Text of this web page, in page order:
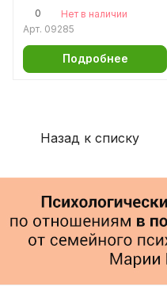
0
Нет в наличии
Арт. 09285
Подробнее
Назад к списку